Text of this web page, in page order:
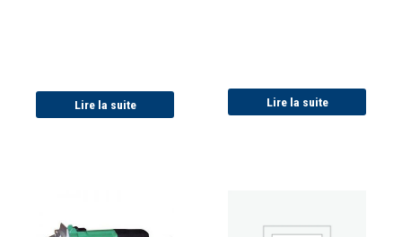
Lire la suite Lire la suite